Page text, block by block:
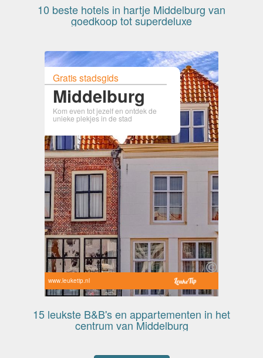
10 beste hotels in hartje Middelburg van
goedkoop tot superdeluxe
Gratis stadsgids
Middelburg
Kom even tot jezelf en ontdek de
unieke plekjes in de stad
www.leuketip.nl
15 leukste B&B's en appartementen in het
centrum van Middelburg